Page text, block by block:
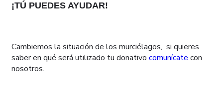
¡TÚ PUEDES AYUDAR!
Cambiemos la situación de los murciélagos, si quieres
saber en qué será utilizado tu donativo comunícate con
nosotros.